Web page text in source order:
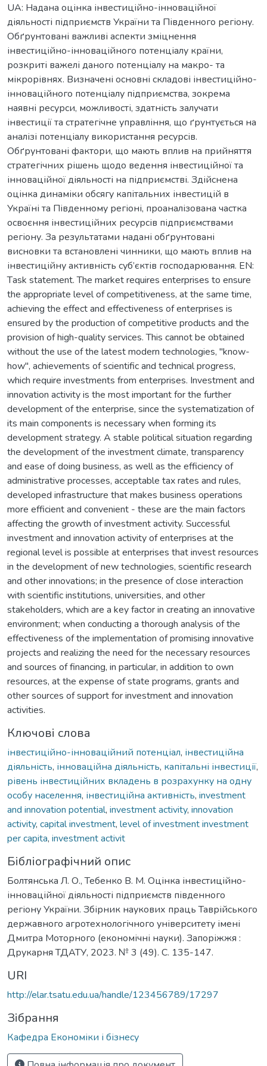
UA: Надана оцінка інвестиційно-інноваційної
діяльності підприємств України та Південного регіону.
Обґрунтовані важливі аспекти зміцнення
інвестиційно-інноваційного потенціалу країни,
розкриті важелі даного потенціалу на макро- та
мікрорівнях. Визначені основні складові інвестиційно-
інноваційного потенціалу підприємства, зокрема
наявні ресурси, можливості, здатність залучати
інвестиції та стратегічне управління, що ґрунтується на
аналізі потенціалу використання ресурсів.
Обґрунтовані фактори, що мають вплив на прийняття
стратегічних рішень щодо ведення інвестиційної та
інноваційної діяльності на підприємстві. Здійснена
оцінка динаміки обсягу капітальних інвестицій в
Україні та Південному регіоні, проаналізована частка
освоєння інвестиційних ресурсів підприємствами
регіону. За результатами надані обґрунтовані
висновки та встановлені чинники, що мають вплив на
інвестиційну активність суб’єктів господарювання. EN:
Тask statement. The market requires enterprises to ensure
the appropriate level of competitiveness, at the same time,
achieving the effect and effectiveness of enterprises is
ensured by the production of competitive products and the
provision of high-quality services. This cannot be obtained
without the use of the latest modern technologies, "know-
how", achievements of scientific and technical progress,
which require investments from enterprises. Investment and
innovation activity is the most important for the further
development of the enterprise, since the systematization of
its main components is necessary when forming its
development strategy. A stable political situation regarding
the development of the investment climate, transparency
and ease of doing business, as well as the efficiency of
administrative processes, acceptable tax rates and rules,
developed infrastructure that makes business operations
more efficient and convenient - these are the main factors
affecting the growth of investment activity. Successful
investment and innovation activity of enterprises at the
regional level is possible at enterprises that invest resources
in the development of new technologies, scientific research
and other innovations; in the presence of close interaction
with scientific institutions, universities, and other
stakeholders, which are a key factor in creating an innovative
environment; when conducting a thorough analysis of the
effectiveness of the implementation of promising innovative
projects and realizing the need for the necessary resources
and sources of financing, in particular, in addition to own
resources, at the expense of state programs, grants and
other sources of support for investment and innovation
activities.
Ключові слова
інвестиційно-інноваційний потенціал, інвестиційна
діяльність, інноваційна діяльність, капітальні інвестиції,
рівень інвестиційних вкладень в розрахунку на одну
особу населення, інвестиційна активність, investment
and innovation potential, investment activity, innovation
activity, capital investment, level of investment investment
per capita, investment activit
Бібліографічний опис
Болтянська Л. О., Тебенко В. М. Оцінка інвестиційно-
інноваційної діяльності підприємств південного
регіону України. Збірник наукових праць Таврійського
державного агротехнологічного університету імені
Дмитра Моторного (економічні науки). Запоріжжя :
Друкарня ТДАТУ, 2023. № 3 (49). С. 135-147.
URI
http://elar.tsatu.edu.ua/handle/123456789/17297
Зібрання
Кафедра Економіки і бізнесу